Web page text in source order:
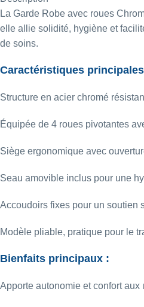
La Garde Robe avec roues
elle allie solidité, hygiène et
de soins.
Caractéristiques
Structure en acier chromé
Équipée de 4 roues pivotantes
Siège ergonomique avec
Seau amovible inclus pour une
Accoudoirs fixes pour un soutien
Modèle pliable, pratique pour le
Bienfaits principaux :
Apporte autonomie et confort aux